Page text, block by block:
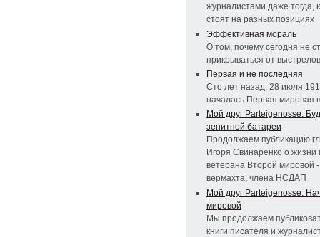
журналистами даже тогда,
стоят на разных позициях
Эффективная мораль
О том, почему сегодня не
прикрываться от
Первая и не последняя
Сто лет назад, 28 июля
началась Первая мировая
Мой друг Parteigenosse.
зенитной батареи
Продолжаем публикацию
Игоря Свинаренко о жизни
ветерана Второй мировой
вермахта, члена НСДАП
Мой друг Parteigenosse.
мировой
Мы продолжаем
книги писателя и